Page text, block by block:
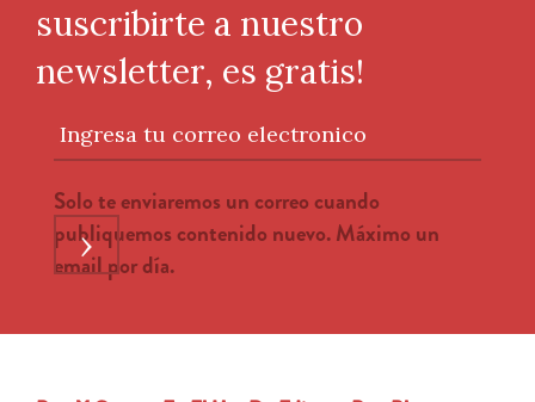
suscribirte a nuestro
newsletter, es gratis!
Ingresa tu correo electronico
Solo te enviaremos un correo cuando
publiquemos contenido nuevo. Máximo un
email por día.
›